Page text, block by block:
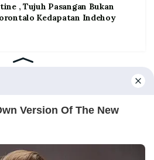
, Tujuh Pasangan Bukan
Kedapatan Indehoy
Redaksi Pedoman Media Siber